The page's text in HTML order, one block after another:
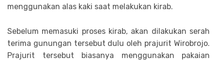
menggunakan alas kaki saat melakukan kirab.
Sebelum memasuki proses kirab, akan dilakukan serah
terima gunungan tersebut dulu oleh prajurit Wirobrojo.
Prajurit tersebut biasanya menggunakan pakaian